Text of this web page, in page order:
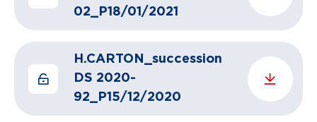
02_P18/01/2021
H.CARTON_succession
DS 2020-
92_P15/12/2020